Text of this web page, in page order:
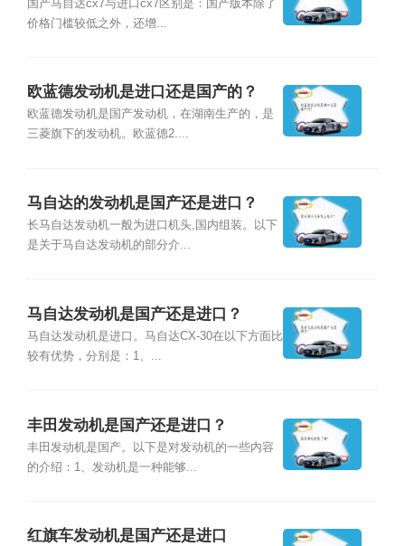
么？
国产马自达cx7与进口cx7区别是：国产版本除了
价格门槛较低之外，还增...
欧蓝德发动机是进口还是国产的？
欧蓝德发动机是国产发动机，在湖南生产的，是
三菱旗下的发动机。欧蓝德2....
马自达的发动机是国产还是进口？
长马自达发动机一般为进口机头,国内组装。以下
是关于马自达发动机的部分介...
马自达发动机是国产还是进口？
马自达发动机是进口。马自达CX-30在以下方面比
较有优势，分别是：1、...
丰田发动机是国产还是进口？
丰田发动机是国产。以下是对发动机的一些内容
的介绍：1、发动机是一种能够...
红旗车发动机是国产还是进口